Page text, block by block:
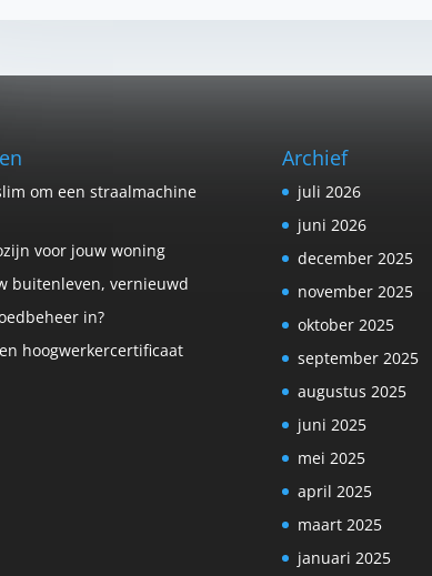
om een straalmachine
voor jouw woning
buitenleven, vernieuwd
in?
hoogwerkercertificaat
Archief
juli 2026
juni 2026
december 2025
november 2025
oktober 2025
september 2025
augustus 2025
juni 2025
mei 2025
april 2025
maart 2025
januari 2025